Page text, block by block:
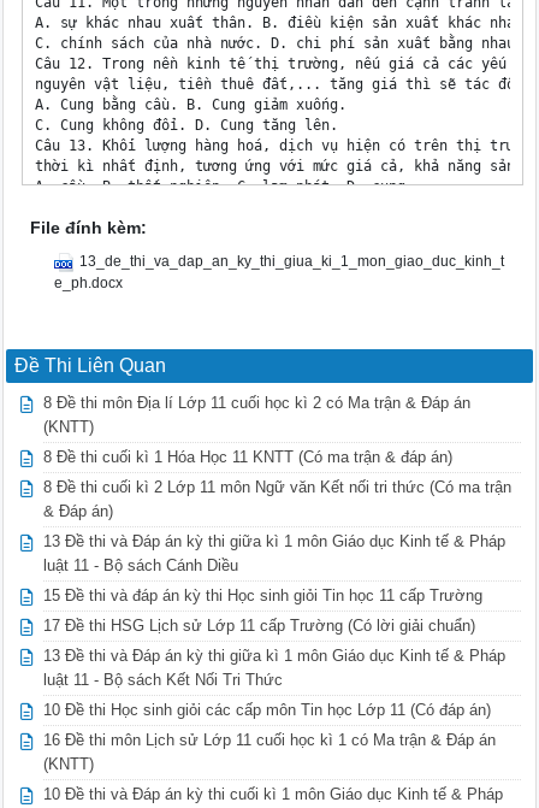
File đính kèm:
13_de_thi_va_dap_an_ky_thi_giua_ki_1_mon_giao_duc_kinh_t
e_ph.docx
Đề Thi Liên Quan
8 Đề thi môn Địa lí Lớp 11 cuối học kì 2 có Ma trận & Đáp án
(KNTT)
8 Đề thi cuối kì 1 Hóa Học 11 KNTT (Có ma trận & đáp án)
8 Đề thi cuối kì 2 Lớp 11 môn Ngữ văn Kết nối tri thức (Có ma trận
& Đáp án)
13 Đề thi và Đáp án kỳ thi giữa kì 1 môn Giáo dục Kinh tế & Pháp
luật 11 - Bộ sách Cánh Diều
15 Đề thi và đáp án kỳ thi Học sinh giỏi Tin học 11 cấp Trường
17 Đề thi HSG Lịch sử Lớp 11 cấp Trường (Có lời giải chuẩn)
13 Đề thi và Đáp án kỳ thi giữa kì 1 môn Giáo dục Kinh tế & Pháp
luật 11 - Bộ sách Kết Nối Tri Thức
10 Đề thi Học sinh giỏi các cấp môn Tin học Lớp 11 (Có đáp án)
16 Đề thi môn Lịch sử Lớp 11 cuối học kì 1 có Ma trận & Đáp án
(KNTT)
10 Đề thi và Đáp án kỳ thi cuối kì 1 môn Giáo dục Kinh tế & Pháp